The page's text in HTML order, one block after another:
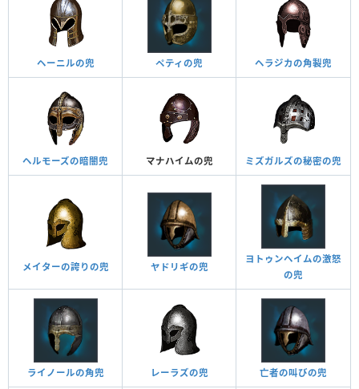
ヘーニルの兜 ペティの兜 ヘラジカの角製兜
ヘルモーズの暗闇兜 マナハイムの兜 ミズガルズの秘密の兜
メイターの誇りの兜 ヤドリギの兜
ヨトゥンヘイムの激怒
の兜
ライノールの角兜 レーラズの兜 亡者の叫びの兜